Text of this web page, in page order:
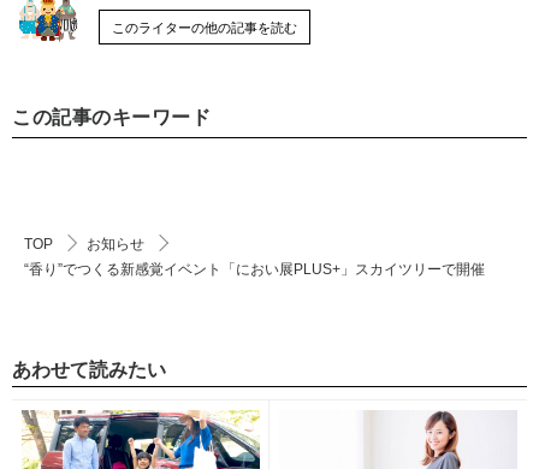
このライターの他の記事を読む
この記事のキーワード
TOP
お知らせ
“香り”でつくる新感覚イベント「におい展PLUS+」スカイツリーで開催
あわせて読みたい